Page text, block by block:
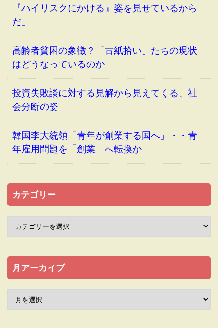
『ハイリスクにかける』姿を見せているから
だ」
高齢者貧困の象徴？「古紙拾い」たちの現状
はどうなっているのか
投資失敗談に対する見解から見えてくる、社
会分断の姿
韓国李大統領「青年が創業する国へ」・・青
年雇用問題を「創業」へ転換か
カテゴリー
月アーカイブ